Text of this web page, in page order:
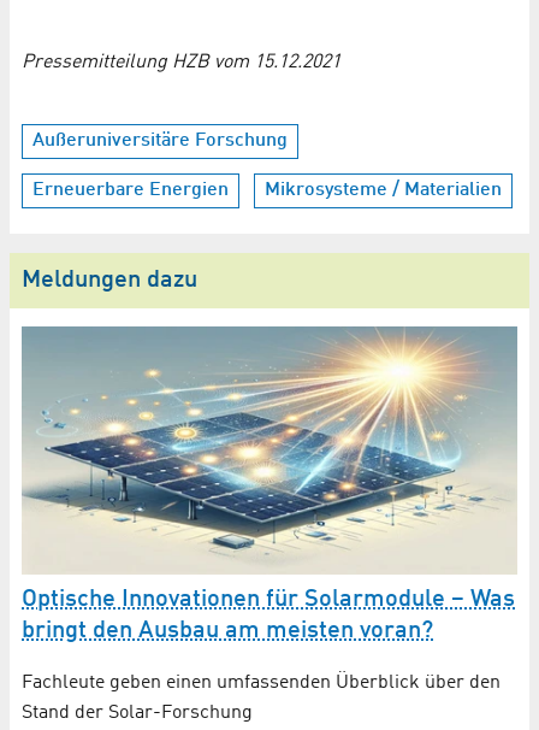
Pressemitteilung HZB vom 15.12.2021
Außeruniversitäre Forschung
Erneuerbare Energien Mikrosysteme / Materialien
Meldungen dazu
Optische Innovationen für Solarmodule – Was
bringt den Ausbau am meisten voran?
Fachleute geben einen umfassenden Überblick über den
Stand der Solar-Forschung